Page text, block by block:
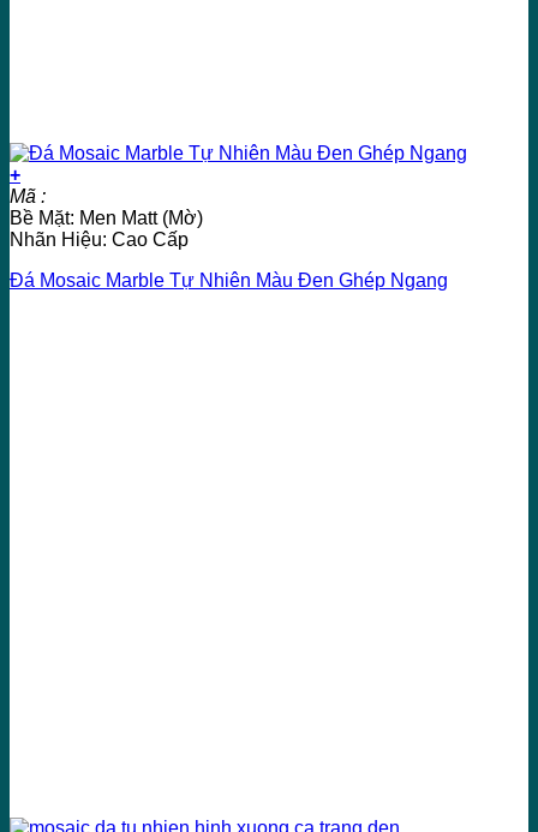
+
Mã :
Bề Mặt: Men Matt (Mờ)
Nhãn Hiệu: Cao Cấp
Đá Mosaic Marble Tự Nhiên Màu Đen Ghép Ngang